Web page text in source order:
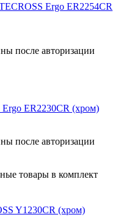
Ergo ER2254CR
после авторизации
ER2230CR (хром)
после авторизации
товары в комплект
Y1230CR (хром)